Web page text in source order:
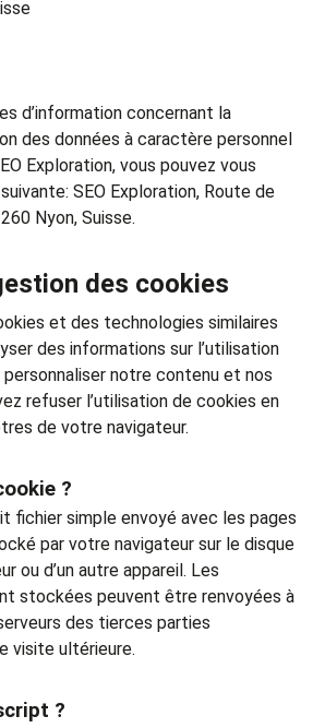
d’information concernant la
des données à caractère personnel
Exploration, vous pouvez vous
SEO Exploration, Route de
Nyon, Suisse.
des cookies
et des technologies similaires
des informations sur l’utilisation
notre contenu et nos
refuser l’utilisation de cookies en
de votre navigateur.
?
fichier simple envoyé avec les pages
par votre navigateur sur le disque
ou d’un autre appareil. Les
stockées peuvent être renvoyées à
des tierces parties
visite ultérieure.
?